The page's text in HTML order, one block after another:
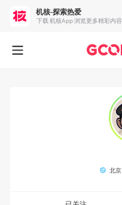
北京
机核-探索热爱
下载 机核App 浏览更多精彩内容